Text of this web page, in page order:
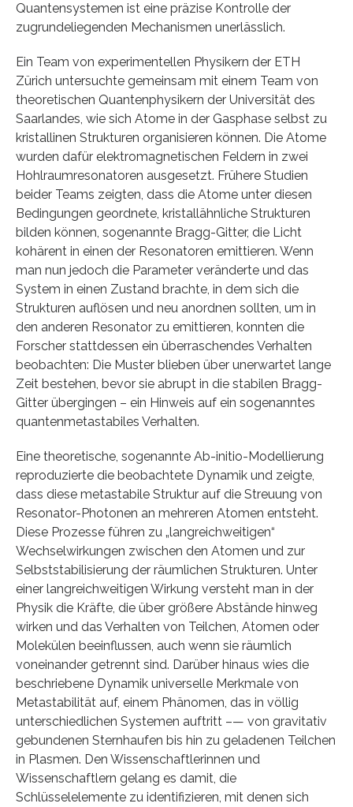
Quantensystemen ist eine präzise Kontrolle der
zugrundeliegenden Mechanismen unerlässlich.
Ein Team von experimentellen Physikern der ETH
Zürich untersuchte gemeinsam mit einem Team von
theoretischen Quantenphysikern der Universität des
Saarlandes, wie sich Atome in der Gasphase selbst zu
kristallinen Strukturen organisieren können. Die Atome
wurden dafür elektromagnetischen Feldern in zwei
Hohlraumresonatoren ausgesetzt. Frühere Studien
beider Teams zeigten, dass die Atome unter diesen
Bedingungen geordnete, kristallähnliche Strukturen
bilden können, sogenannte Bragg-Gitter, die Licht
kohärent in einen der Resonatoren emittieren. Wenn
man nun jedoch die Parameter veränderte und das
System in einen Zustand brachte, in dem sich die
Strukturen auflösen und neu anordnen sollten, um in
den anderen Resonator zu emittieren, konnten die
Forscher stattdessen ein überraschendes Verhalten
beobachten: Die Muster blieben über unerwartet lange
Zeit bestehen, bevor sie abrupt in die stabilen Bragg-
Gitter übergingen – ein Hinweis auf ein sogenanntes
quantenmetastabiles Verhalten.
Eine theoretische, sogenannte Ab-initio-Modellierung
reproduzierte die beobachtete Dynamik und zeigte,
dass diese metastabile Struktur auf die Streuung von
Resonator-Photonen an mehreren Atomen entsteht.
Diese Prozesse führen zu „langreichweitigen“
Wechselwirkungen zwischen den Atomen und zur
Selbststabilisierung der räumlichen Strukturen. Unter
einer langreichweitigen Wirkung versteht man in der
Physik die Kräfte, die über größere Abstände hinweg
wirken und das Verhalten von Teilchen, Atomen oder
Molekülen beeinflussen, auch wenn sie räumlich
voneinander getrennt sind. Darüber hinaus wies die
beschriebene Dynamik universelle Merkmale von
Metastabilität auf, einem Phänomen, das in völlig
unterschiedlichen Systemen auftritt –— von gravitativ
gebundenen Sternhaufen bis hin zu geladenen Teilchen
in Plasmen. Den Wissenschaftlerinnen und
Wissenschaftlern gelang es damit, die
Schlüsselelemente zu identifizieren, mit denen sich